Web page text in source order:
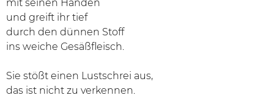
mit seinen Händen
und greift ihr tief
durch den dünnen Stoff
ins weiche Gesäßfleisch.
Sie stößt einen Lustschrei aus,
das ist nicht zu verkennen.